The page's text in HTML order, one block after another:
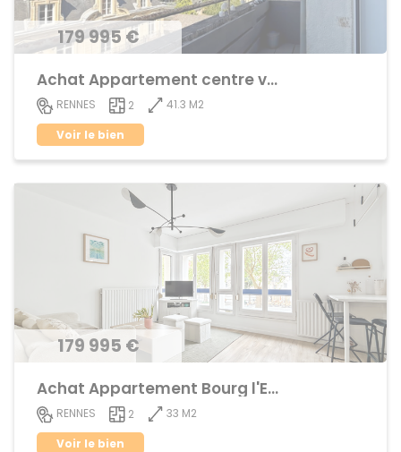
179 995 €
Achat Appartement centre ville
RENNES 2
41.3 M2
Voir le bien
179 995 €
Achat Appartement Bourg l'Evêque
RENNES 2
33 M2
Voir le bien